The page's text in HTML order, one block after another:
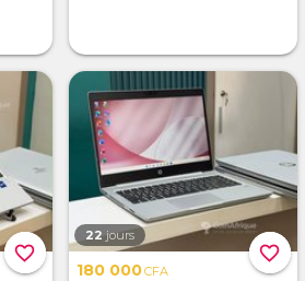
favorite_border favorite_border
22 jours
180 000CFA